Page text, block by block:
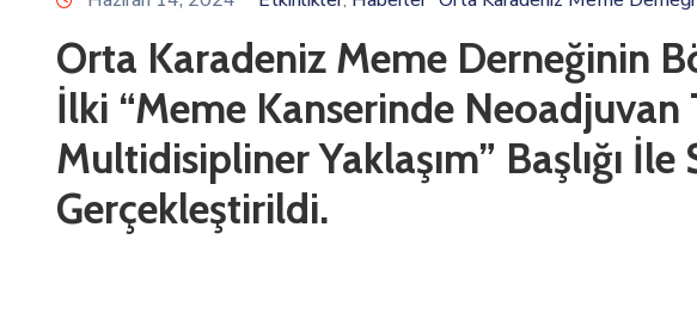
Orta Karadeniz Meme Derneğinin
İlki “Meme Kanserinde Neoadjuvan
Multidisipliner Yaklaşım” Başlığı İle
Gerçekleştirildi.